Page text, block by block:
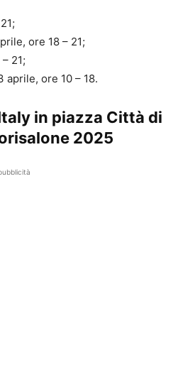
ore 18 – 21;
21;
aprile, ore 10 – 18.
in piazza Città di
2025